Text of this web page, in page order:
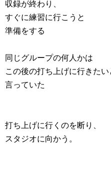
収録が終わり、
すぐに練習に行こうと
準備をする
同じグループの何人かは
この後の打ち上げに行きたい
言っていた
打ち上げに行くのを断り、
スタジオに向かう。